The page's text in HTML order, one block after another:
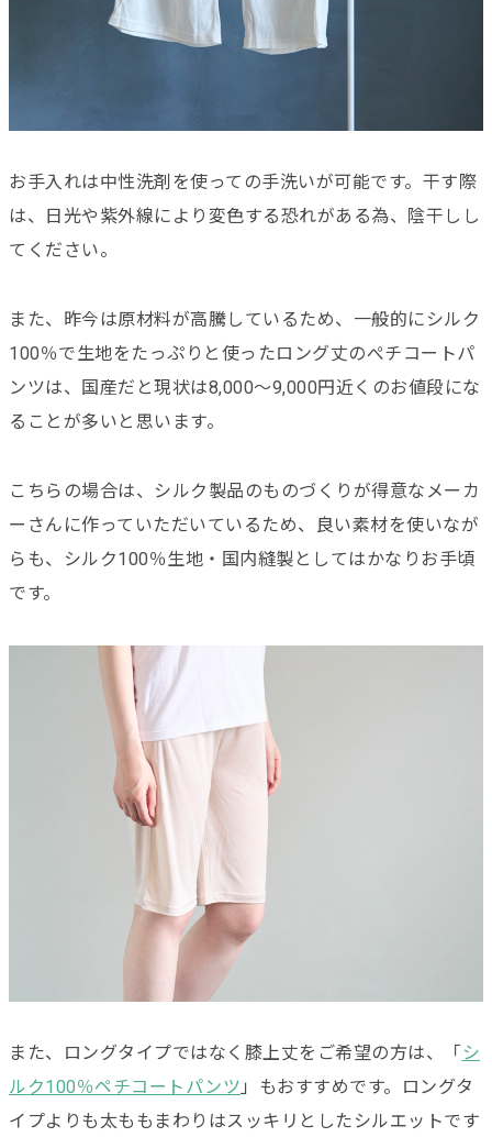
お手入れは中性洗剤を使っての手洗いが可能です。干す際
は、日光や紫外線により変色する恐れがある為、陰干しし
てください。
また、昨今は原材料が高騰しているため、一般的にシルク
100％で生地をたっぷりと使ったロング丈のぺチコートパ
ンツは、国産だと現状は8,000～9,000円近くのお値段にな
ることが多いと思います。
こちらの場合は、シルク製品のものづくりが得意なメーカ
ーさんに作っていただいているため、良い素材を使いなが
らも、シルク100％生地・国内縫製としてはかなりお手頃
です。
また、ロングタイプではなく膝上丈をご希望の方は、「 シ
ルク100％ペチコートパンツ 」もおすすめです。ロングタ
イプよりも太ももまわりはスッキリとしたシルエットです